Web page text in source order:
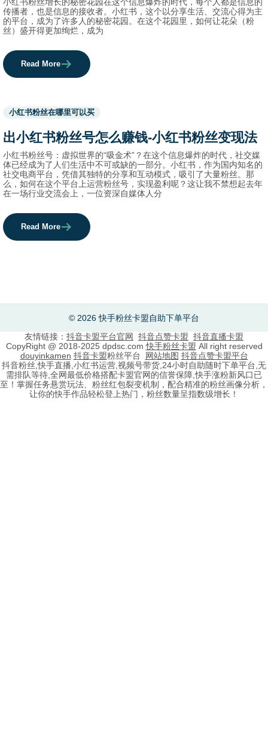
传播者，也是信息的接收者。小红书，这个以分享生活、交流心得为主
的平台，成为了许多人的秘密花园。在这个花园里，如何让花朵（粉
丝）盛开得更加绚烂，成为
Read More
Used
before
names.
小红书粉丝在哪里可以买
出小红书粉丝号怎么赚钱-小红书粉丝变现法
小红书粉丝号：虚拟世界的“吸金术”？在这个信息爆炸的时代，社交媒
体已经成为了人们生活中不可或缺的一部分。小红书，作为国内知名的
社交电商平台，凭借其独特的分享和互动模式，吸引了大量粉丝。那
么，如何在这个平台上运营粉丝号，实现盈利呢？这让我不禁想起去年
在一场行业交流会上，一位资深自媒体人分
Read More
© 2026 快手粉丝卡盟自助下单平台
友情链接： 抖音卡盟平台官网 抖音点赞卡盟 抖音直播卡盟
CopyRight @ 2018-2025 dpdsc.com快手粉丝卡盟 All right reserved
douyinkamen 抖音卡盟粉丝平台 网站地图 抖音点赞卡盟平台
抖音粉丝,快手直播,小红书运营,视频号带货,24小时自助随时下单平台,无
需排队等待,全网最低价格搭配卡盟官网的信誉保障,快手涨粉新风口已
至！掌握任务悬赏玩法、粉丝红包裂变机制，配合精准的粉丝画像分析，
让你的快手作品轻松登上热门，粉丝数量呈指数级增长！